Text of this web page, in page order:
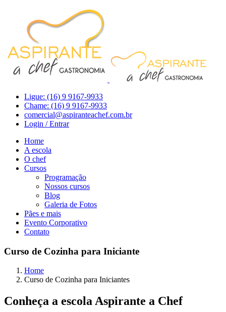
Ligue: (16) 9 9167-9933
Chame: (16) 9 9167-9933
comercial@aspiranteachef.com.br
Login / Entrar
Home
A escola
O chef
Cursos
Programação
Nossos cursos
Blog
Galeria de Fotos
Pães e mais
Evento Corporativo
Contato
Curso de Cozinha para Iniciante
Home
Curso de Cozinha para Iniciantes
Conheça a escolaAspirante a Chef